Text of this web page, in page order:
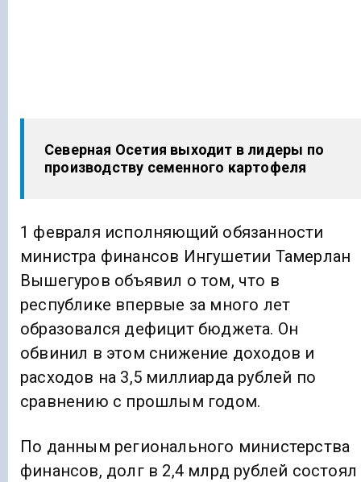
Северная Осетия выходит в лидеры по
производству семенного картофеля
1 февраля исполняющий обязанности
министра финансов Ингушетии Тамерлан
Вышегуров объявил о том, что в
республике впервые за много лет
образовался дефицит бюджета. Он
обвинил в этом снижение доходов и
расходов на 3,5 миллиарда рублей по
сравнению с прошлым годом.
​По данным регионального министерства
финансов, долг в 2,4 млрд рублей состоял